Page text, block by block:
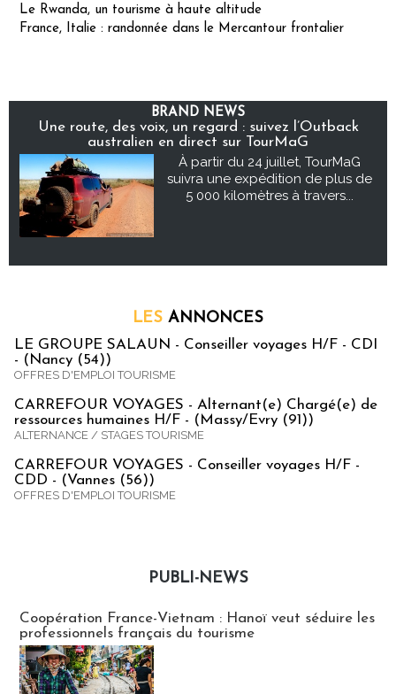
Le Rwanda, un tourisme à haute altitude
France, Italie : randonnée dans le Mercantour frontalier
BRAND NEWS
Une route, des voix, un regard : suivez l’Outback
australien en direct sur TourMaG
À partir du 24 juillet, TourMaG
suivra une expédition de plus de
5 000 kilomètres à travers...
LES ANNONCES
LE GROUPE SALAUN - Conseiller voyages H/F - CDI
- (Nancy (54))
OFFRES D'EMPLOI TOURISME
CARREFOUR VOYAGES - Alternant(e) Chargé(e) de
ressources humaines H/F - (Massy/Evry (91))
ALTERNANCE / STAGES TOURISME
CARREFOUR VOYAGES - Conseiller voyages H/F -
CDD - (Vannes (56))
OFFRES D'EMPLOI TOURISME
PUBLI-NEWS
Coopération France-Vietnam : Hanoï veut séduire les
professionnels français du tourisme